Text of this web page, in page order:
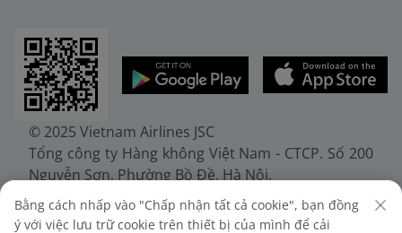
© 2025 Vietnam Airlines JSC
Tổng công ty Hàng không Việt Nam - CTCP. Số 200
Nguyễn Sơn, Phường Bồ Đề, Hà Nội.
Điện thoại: (+84-24) 38272289. Fax: (+84-24)
38722375
Bằng cách nhấp vào "Chấp nhận tất cả cookie", bạn đồng
ý với việc lưu trữ cookie trên thiết bị của mình để cải